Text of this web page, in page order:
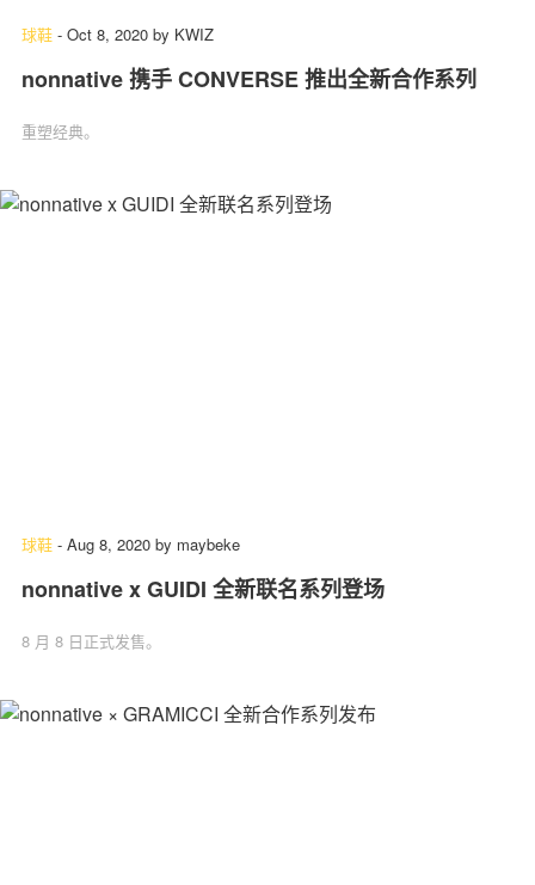
球鞋 - Oct 8, 2020 by KWIZ
nonnative 携手 CONVERSE 推出全新合作系列
重塑经典。
球鞋 - Aug 8, 2020 by maybeke
nonnative x GUIDI 全新联名系列登场
8 月 8 日正式发售。